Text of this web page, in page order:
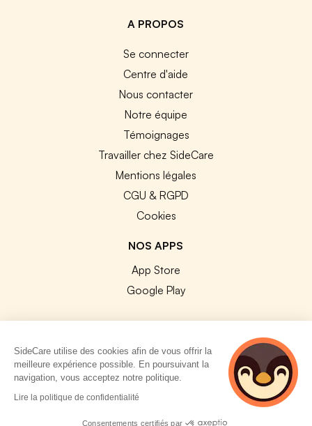
A PROPOS
Se connecter
Centre d'aide
Nous contacter
Notre équipe
Témoignages
Travailler chez SideCare
Mentions légales
CGU & RGPD
Cookies
NOS APPS
App Store
Google Play
© 2026 SideCare. Tous droits réservés.
SideCare utilise des cookies afin de vous offrir la
meilleure expérience possible. En poursuivant la
navigation, vous acceptez notre politique.
Lire la politique de confidentialité
Consentements certifiés par
4 personnes
consultent
actuellement cette